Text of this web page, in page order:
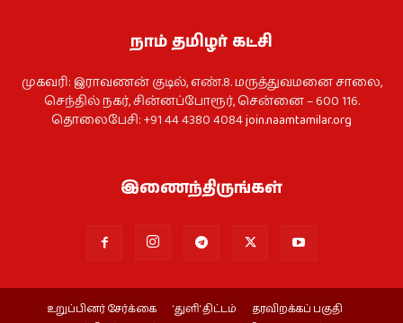
நாம் தமிழர் கட்சி
முகவரி: இராவணன் குடில், எண்.8. மருத்துவமனை சாலை,
செந்தில் நகர், சின்னப்போரூர், சென்னை – 600 116.
தொலைபேசி: +91 44 4380 4084join.naamtamilar.org
இணைந்திருங்கள்
உறுப்பினர் சேர்க்கை ‘துளி’ திட்டம்
தரவிறக்கப் பகுதி